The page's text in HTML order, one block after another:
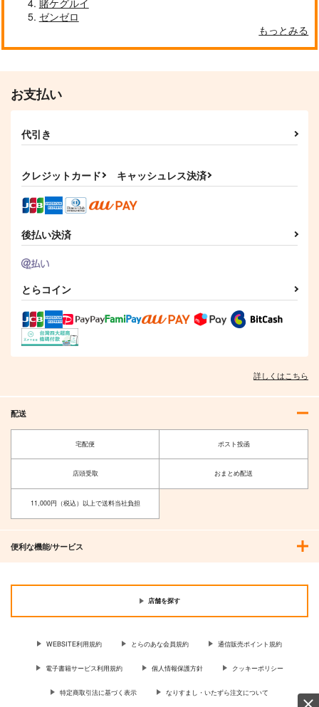
LACKGAKIBOX2025
3,144円（税込）
藤堂平助
一文字則宗
岡田以蔵
サンプル
ダー 霧雨魔理沙
AbsoluteZero
990円（税込）
サンプル
謎のヒロインX
ELEMENTS
テレジア兎アクキー
(6cm)
ELEMENTS
FANTASY
サンプル
ユー兎アクキー(6cm)
ELEMENTS
944円
サンプル
(6cm)
（税込）
サンプル
シー兎アクキー(6cm)
FANTASY
（税込）
テレシス兎アクキー
ELEMENTS
リィン兎アクキー(6ｃ
ELEMENTS
ゼンゼロ
もっとみる
お支払い
代引き
クレジットカード キャッシュレス決済
後払い決済
とらコイン
詳しくはこちら
配送
宅配便 ポスト投函
店頭受取 おまとめ配送
11,000円（税込）以上で送料当社負担
便利な機能/サービス
店舗を探す
WEBSITE利用規約 とらのあな会員規約 通信販売ポイント規約
電子書籍サービス利用規約 個人情報保護方針 クッキーポリシー
特定商取引法に基づく表示 なりすまし・いたずら注文について